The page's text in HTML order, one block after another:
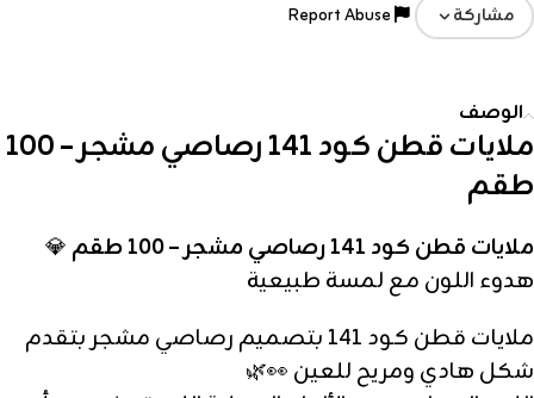
مشاركة
الوصف
ملايات قطن كود 141 رصاصي مشجر – 100
طقم
ملايات قطن كود 141 رصاصي مشجر – 100 طقم
💎
هدوء اللون مع لمسة طبيعية
ملايات قطن كود 141 بتصميم رصاصي مشجر بتقدم
شكل هادي ومريح للعين 👀🌿